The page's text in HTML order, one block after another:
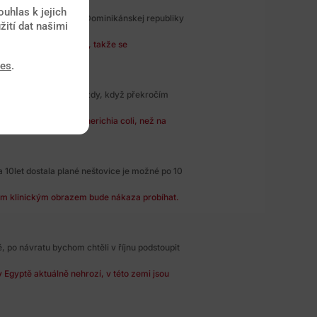
začiatku marca do Dominikánskej republiky
je bezpříznakových, takže se
- hodně cestuji a vždy, když překročím
typem bakterie Escherichia coli, než na
dostala plané neštovice je možné po 10
klinickým obrazem bude nákaza probíhat.
po návratu bychom chtěli v říjnu podstoupit
aktuálně nehrozí, v této zemi jsou
k jejich
dat našimi
.